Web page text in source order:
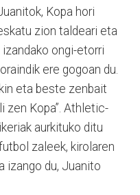
Kopa hori
zion taldeari eta
ongi-etorri
ere gogoan du.
eta beste zenbait
zen Kopa”. Athletic-
aurkituko ditu
zaleek, kirolaren
izango du, Juanito